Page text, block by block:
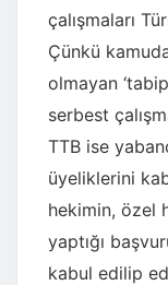
çalışmaları
Çünkü
olmayan
serbest
TTB ise
üyeliklerini
hekimin, özel
yaptığı
kabul edilip